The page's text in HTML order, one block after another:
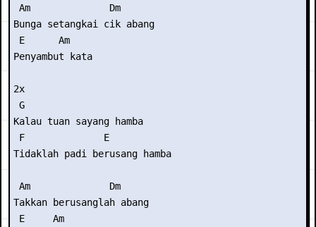
Am              Dm
Bunga setangkai cik abang
E      Am
Penyambut kata
2x
G
Kalau tuan sayang hamba
F              E
Tidaklah padi berusang hamba
Am              Dm
Takkan berusanglah abang
E     Am